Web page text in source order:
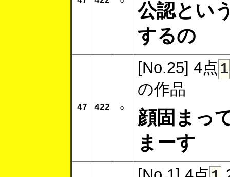
公認とい
するの
47 422 ○
[No.25] 4点 1
の作品
顔固まっ
まーす